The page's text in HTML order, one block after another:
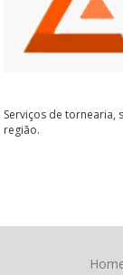
Serviços de tornearia,
região.